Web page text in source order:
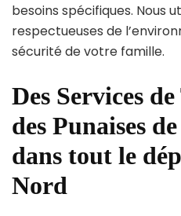
besoins spécifiques. Nous
respectueuses de
sécurité de votre famille.
Des Services
des Punaises
dans tout le
Nord